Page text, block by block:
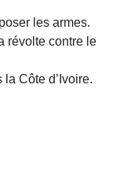
les armes.
révolte contre le
Côte d’Ivoire.